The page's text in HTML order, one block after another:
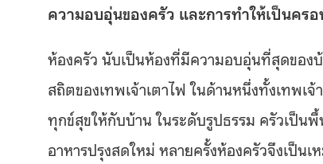
ความอบอุ่นของครัว และการทำให้เป็นคร
ห้องครัว นับเป็นห้องที่มีความอบอุ่นที่สุดของบ้
สถิตของเทพเจ้าเตาไฟ ในด้านหนึ่งทั้งเทพเ
ทุกข์สุขให้กับบ้าน ในระดับรูปธรรม ครัวเป็น
อาหารปรุงสดใหม่ หลายครั้งห้องครัวจึงเป็